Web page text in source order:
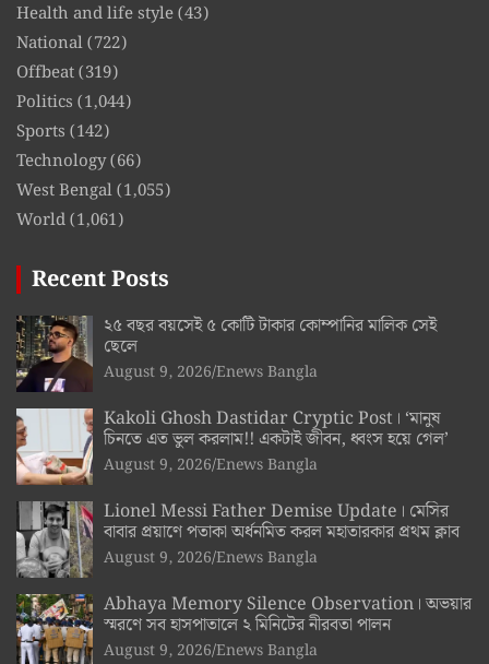
Health and life style(43)
National(722)
Offbeat(319)
Politics (1,044)
Sports (142)
Technology(66)
West Bengal(1,055)
World(1,061)
Recent Posts
২৫ বছর বয়সেই ৫ কোটি টাকার কোম্পানির মালিক সেই
ছেলে
August 9, 2026 Enews Bangla
Kakoli Ghosh Dastidar Cryptic Post। ‘মানুষ
চিনতে এত ভুল করলাম!! একটাই জীবন, ধ্বংস হয়ে গেল’
August 9, 2026 Enews Bangla
Lionel Messi Father Demise Update। মেসির
বাবার প্রয়াণে পতাকা অর্ধনমিত করল মহাতারকার প্রথম ক্লাব
August 9, 2026 Enews Bangla
Abhaya Memory Silence Observation। অভয়ার
স্মরণে সব হাসপাতালে ২ মিনিটের নীরবতা পালন
August 9, 2026 Enews Bangla